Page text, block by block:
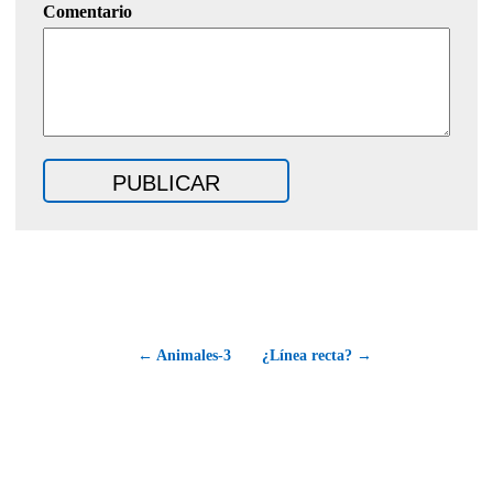
Comentario
← Animales-3 ¿Línea recta? →